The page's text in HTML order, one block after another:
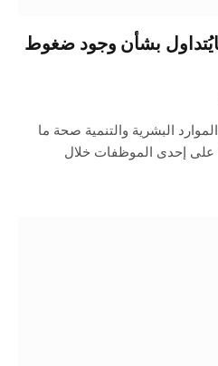
بشأن وجود ضغوط
البشرية والتنمية صحة ما
إحدى الموظفات خلال